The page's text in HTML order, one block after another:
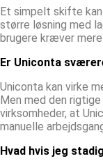
Et simpelt skifte
større løsning med
brugere kræver
Er Uniconta
Uniconta kan virke
Men med den
virksomheder, at
manuelle
Hvad hvis jeg